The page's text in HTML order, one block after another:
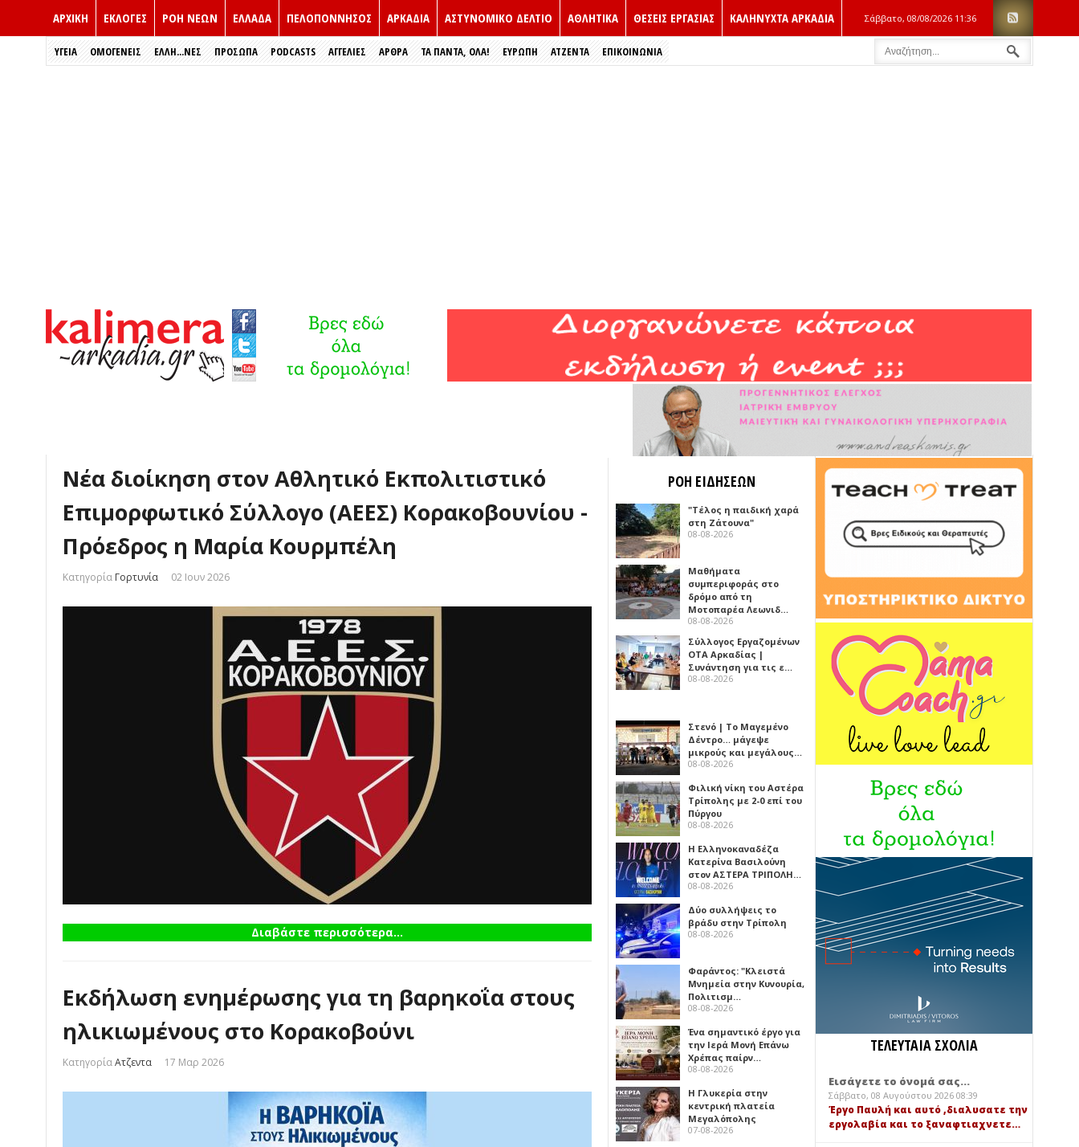
ΑΡΧΙΚΗ ΕΚΛΟΓΈΣ ΡΟΗ ΝΕΩΝ ΕΛΛΑΔΑ ΠΕΛΟΠΟΝΝΗΣΟΣ ΑΡΚΑΔΙΑ ΑΣΤΥΝΟΜΙΚΟ ΔΕΛΤΙΟ ΑΘΛΗΤΙΚΑ ΘΕΣΕΙΣ ΕΡΓΑΣΙΑΣ ΚΑΛΗΝΥΧΤΑ ΑΡΚΑΔΙΑ Σάββατο, 08/08/2026 11:36
ΥΓΕΙΑ ΟΜΟΓΕΝΕΙΣ ΈΛΛΗ...ΝΕΣ ΠΡΌΣΩΠΑ PODCASTS ΑΓΓΕΛΙΕΣ ΑΡΘΡΑ ΤΑ ΠΑΝΤΑ, ΟΛΑ! ΕΥΡΏΠΗ ΑΤΖΕΝΤΑ ΕΠΙΚΟΙΝΩΝΙΑ
Νέα διοίκηση στον Αθλητικό Εκπολιτιστικό
Επιμορφωτικό Σύλλογο (ΑΕΕΣ) Κορακοβουνίου -
Πρόεδρος η Μαρία Κουρμπέλη
Κατηγορία Γορτυνία 02 Ιουν 2026
Διαβάστε περισσότερα...
Εκδήλωση ενημέρωσης για τη βαρηκοΐα στους
ηλικιωμένους στο Κορακοβούνι
ΚατηγορίαΑτζεντα 17 Μαρ 2026
ΡΟΗ ΕΙΔΗΣΕΩΝ
"Τέλος η παιδική χαρά
στη Ζάτουνα"
08-08-2026
Μαθήματα
συμπεριφοράς στο
δρόμο από τη
Μοτοπαρέα Λεωνιδ…
08-08-2026
Σύλλογος Εργαζομένων
ΟΤΑ Αρκαδίας |
Συνάντηση για τις ε…
08-08-2026
Στενό | Το Μαγεμένο
Δέντρο… μάγεψε
μικρούς και μεγάλους…
08-08-2026
Φιλική νίκη του Αστέρα
Τρίπολης με 2-0 επί του
Πύργου
08-08-2026
Η Ελληνοκαναδέζα
Κατερίνα Βασιλούνη
στον ΑΣΤΕΡΑ ΤΡΙΠΟΛΗ…
08-08-2026
Δύο συλλήψεις το
βράδυ στην Τρίπολη
08-08-2026
Φαράντος: "Κλειστά
Μνημεία στην Κυνουρία,
Πολιτισμ…
08-08-2026
Ένα σημαντικό έργο για
την Ιερά Μονή Επάνω
Χρέπας παίρν…
08-08-2026
Η Γλυκερία στην
κεντρική πλατεία
Μεγαλόπολης
07-08-2026
ΤΕΛΕΥΤΑΙΑ ΣΧΟΛΙΑ
Εισάγετε το όνομά σας...
Σάββατο, 08 Αυγούστου 2026 08:39
Έργο Παυλή και αυτό ,διαλυσατε την
εργολαβία και το ξαναφτιαχνετε…